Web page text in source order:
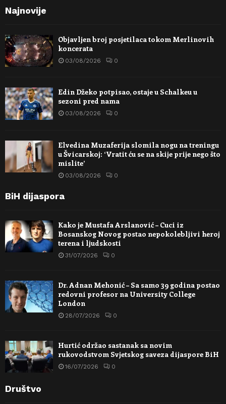
Najnovije
Objavljen broj posjetilaca tokom Merlinovih
koncerata
03/08/2026 0
Edin Džeko potpisao, ostaje u Schalkeu u
sezoni pred nama
03/08/2026 0
Elvedina Muzaferija slomila nogu na treningu
u Švicarskoj: ‘Vratit ću se na skije prije nego što
mislite’
03/08/2026 0
BiH dijaspora
Kako je Mustafa Arslanović – Cuci iz
Bosanskog Novog postao nepokolebljivi heroj
terena i ljudskosti
31/07/2026 0
Dr. Adnan Mehonić – Sa samo 39 godina postao
redovni profesor na University College
London
28/07/2026 0
Hurtić održao sastanak sa novim
rukovodstvom Svjetskog saveza dijaspore BiH
16/07/2026 0
Društvo